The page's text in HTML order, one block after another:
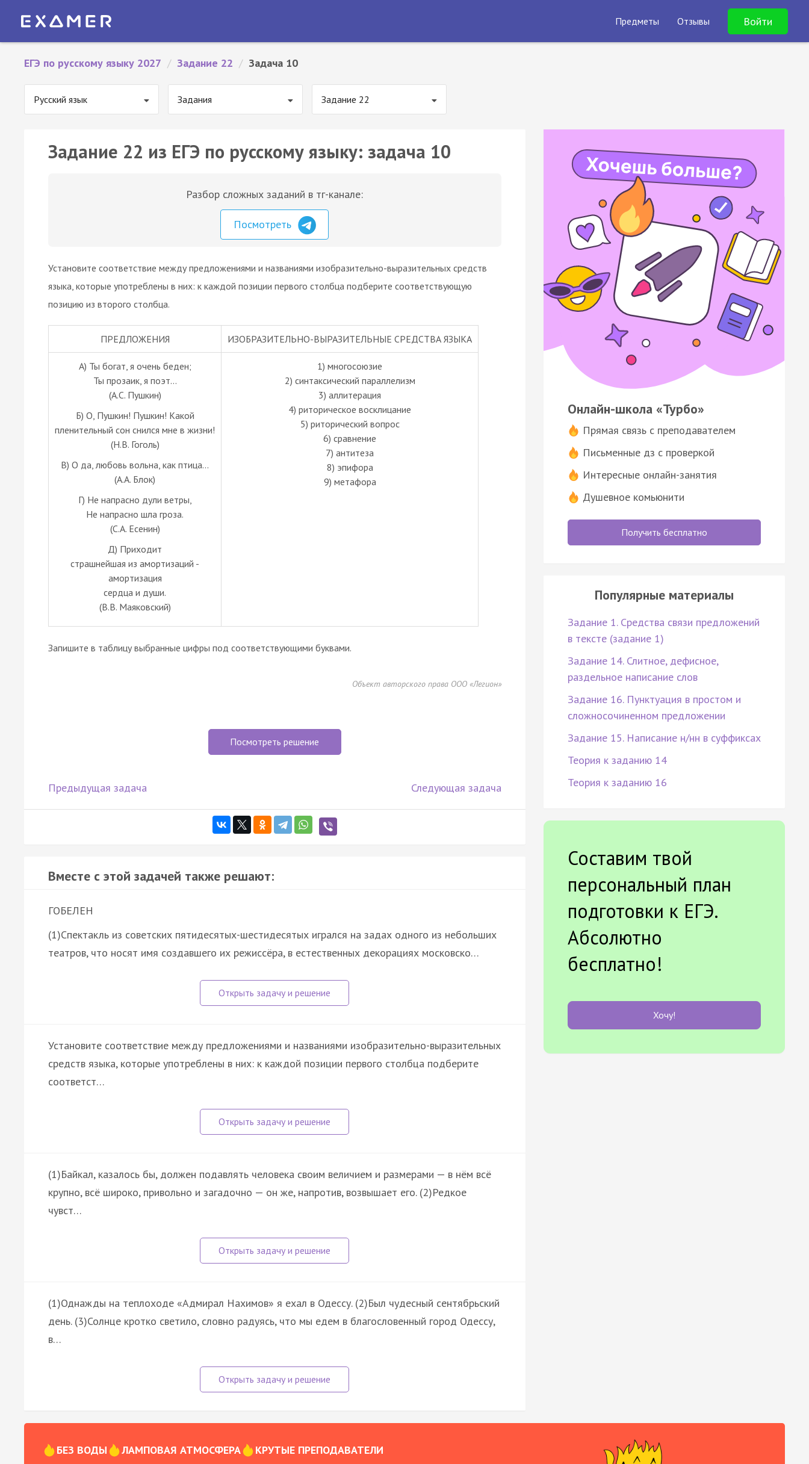
Предметы Отзывы Войти
ЕГЭ по русскому языку 2027 / Задание 22 / Задача 10
Русский язык Задания Задание 22
Задание 22 из ЕГЭ по русскому языку: задача 10
Разбор сложных заданий в тг-канале:
Посмотреть
Установите соответствие между предложениями и названиями изобразительно-выразительных средств
языка, которые употреблены в них: к каждой позиции первого столбца подберите соответствующую
позицию из второго столбца.
ПРЕДЛОЖЕНИЯ ИЗОБРАЗИТЕЛЬНО-ВЫРАЗИТЕЛЬНЫЕ СРЕДСТВА ЯЗЫКА
А) Ты богат, я очень беден;
Ты прозаик, я поэт...
(А.С. Пушкин)
Б) О, Пушкин! Пушкин! Какой
пленительный сон снился мне в жизни!
(Н.В. Гоголь)
В) О да, любовь вольна, как птица...
(А.А. Блок)
Г) Не напрасно дули ветры,
Не напрасно шла гроза.
(С.А. Есенин)
Д) Приходит
страшнейшая из амортизаций -
амортизация
сердца и души.
(В.В. Маяковский)
1) многосоюзие
2) синтаксический параллелизм
3) аллитерация
4) риторическое восклицание
5) риторический вопрос
6) сравнение
7) антитеза
8) эпифора
9) метафора
Запишите в таблицу выбранные цифры под соответствующими буквами.
Объект авторского права ООО «Легион»
Посмотреть решение
Предыдущая задача Следующая задача
Вместе с этой задачей также решают:
ГОБЕЛЕН
(1)Спектакль из советских пятидесятых-шестидесятых игрался на задах одного из небольших
театров, что носят имя создавшего их режиссёра, в естественных декорациях московско…
Установите соответствие между предложениями и названиями изобразительно-выразительных
средств языка, которые употреблены в них: к каждой позиции первого столбца подберите
соответст…
(1)Байкал, казалось бы, должен подавлять человека своим величием и размерами — в нём всё
крупно, всё широко, привольно и загадочно — он же, напротив, возвышает его. (2)Редкое
чувст…
(1)Однажды на теплоходе «Адмирал Нахимов» я ехал в Одессу. (2)Был чудесный сентябрьский
день. (3)Солнце кротко светило, словно радуясь, что мы едем в благословенный город Одессу,
в…
Онлайн-школа «Турбо»
Прямая связь с преподавателем
Письменные дз с проверкой
Интересные онлайн-занятия
Душевное комьюнити
Получить бесплатно
Популярные материалы
Задание 1. Средства связи предложений
в тексте (задание 1)
Задание 14. Слитное, дефисное,
раздельное написание слов
Задание 16. Пунктуация в простом и
сложносочиненном предложении
Задание 15. Написание н/нн в суффиксах
Теория к заданию 14
Теория к заданию 16
Составим твой
персональный план
подготовки к ЕГЭ.
Абсолютно
бесплатно!
Хочу!
БЕЗ ВОДЫ ЛАМПОВАЯ АТМОСФЕРА КРУТЫЕ ПРЕПОДАВАТЕЛИ